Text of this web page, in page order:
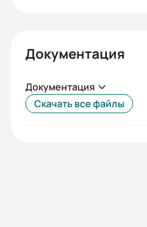
Документация
Документация
Скачать все файлы